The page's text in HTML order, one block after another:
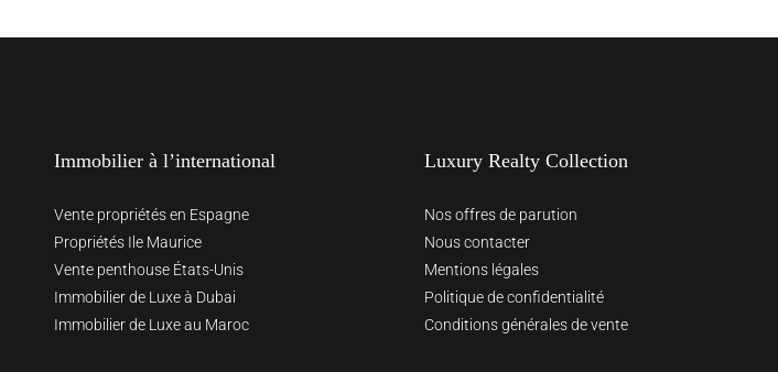
Immobilier à l’international
Vente propriétés en Espagne
Propriétés Ile Maurice
Vente penthouse États-Unis
Immobilier de Luxe à Dubai
Immobilier de Luxe au Maroc
Luxury Realty Collection
Nos offres de parution
Nous contacter
Mentions légales
Politique de confidentialité
Conditions générales de vente